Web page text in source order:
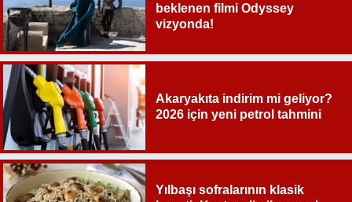
beklenen filmi Odyssey
vizyonda!
Akaryakıta indirim mi geliyor?
2026 için yeni petrol tahmini
Yılbaşı sofralarının klasik